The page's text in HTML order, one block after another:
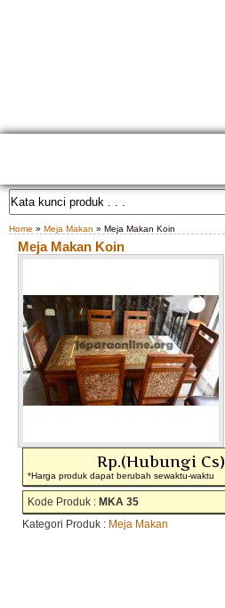
Home » Meja Makan » Meja Makan Koin
Meja Makan Koin
Rp.(Hubungi Cs)
*Harga produk dapat berubah sewaktu-waktu
Kode Produk : MKA 35
Kategori Produk : Meja Makan